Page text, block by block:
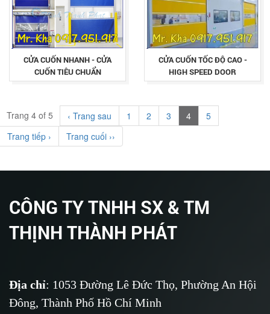
CỬA CUỐN NHANH - CỬA
CUỐN TIÊU CHUẨN
CỬA CUỐN TỐC ĐỘ CAO -
HIGH SPEED DOOR
Trang 4 of 5 ‹ Trang sau 1 2 3 4
5
Trang tiếp ›
Trang cuối ››
CÔNG TY TNHH SX & TM
THỊNH THÀNH PHÁT
Địa chỉ: 1053 Đường Lê Đức Thọ, Phường An Hội
Đông, Thành Phố Hồ Chí Minh